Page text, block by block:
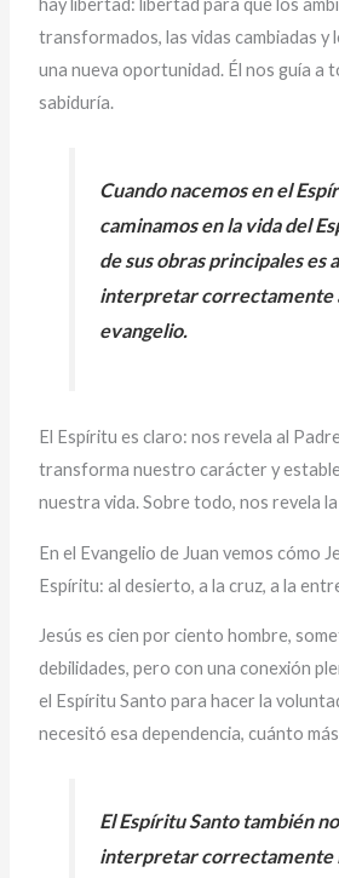
hay libertad: libertad para que los
transformados, las vidas cambiadas y
una nueva oportunidad. Él nos guía a
sabiduría.
Cuando nacemos en el
caminamos en la vida del
de sus obras principales es
interpretar correctamente
evangelio.
El Espíritu es claro: nos revela al
transforma nuestro carácter y
nuestra vida. Sobre todo, nos revela
En el Evangelio de Juan vemos cómo
Espíritu: al desierto, a la cruz, a la
Jesús es cien por ciento hombre,
debilidades, pero con una conexión
el Espíritu Santo para hacer la
necesitó esa dependencia, cuánto
El Espíritu Santo también
interpretar correctamente